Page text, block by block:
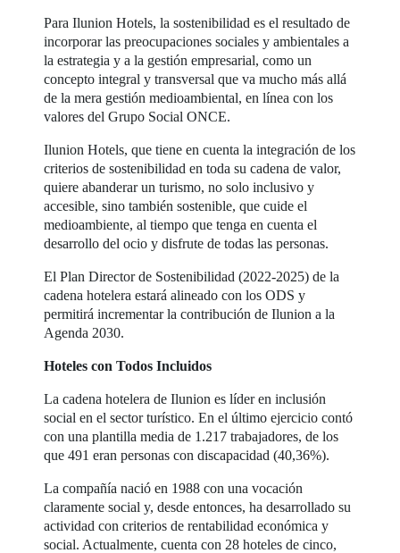
Para Ilunion Hotels, la sostenibilidad es el resultado de
incorporar las preocupaciones sociales y ambientales a
la estrategia y a la gestión empresarial, como un
concepto integral y transversal que va mucho más allá
de la mera gestión medioambiental, en línea con los
valores del Grupo Social ONCE.
Ilunion Hotels, que tiene en cuenta la integración de los
criterios de sostenibilidad en toda su cadena de valor,
quiere abanderar un turismo, no solo inclusivo y
accesible, sino también sostenible, que cuide el
medioambiente, al tiempo que tenga en cuenta el
desarrollo del ocio y disfrute de todas las personas.
El Plan Director de Sostenibilidad (2022-2025) de la
cadena hotelera estará alineado con los ODS y
permitirá incrementar la contribución de Ilunion a la
Agenda 2030.
Hoteles con Todos Incluidos
La cadena hotelera de Ilunion es líder en inclusión
social en el sector turístico. En el último ejercicio contó
con una plantilla media de 1.217 trabajadores, de los
que 491 eran personas con discapacidad (40,36%).
La compañía nació en 1988 con una vocación
claramente social y, desde entonces, ha desarrollado su
actividad con criterios de rentabilidad económica y
social. Actualmente, cuenta con 28 hoteles de cinco,